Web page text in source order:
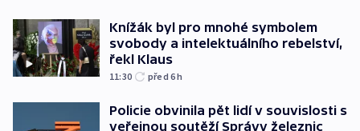
Knížák byl pro mnohé symbolem
svobody a intelektuálního rebelství,
řekl Klaus
11:30 před 6h
Policie obvinila pět lidí v souvislosti s
veřejnou soutěží Správy železnic